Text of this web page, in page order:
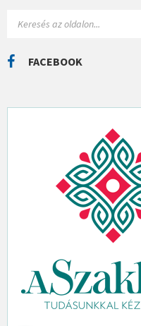
Á
C
H
FACEBOOK